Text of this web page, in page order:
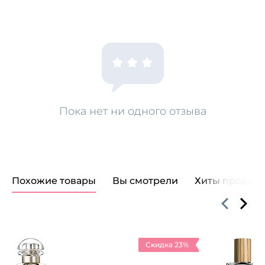
Пока нет ни одного отзыва
Похожие товары Вы смотрели Хиты продаж
Скидка 23%